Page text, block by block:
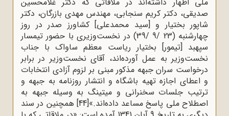
صدیقی، دکتر کریم سنجابی، مهندس مهدی بازرگان، دکتر
شاپور بختیار و [سید محمدعلی] کشاورز صدر در روز
چهارشنبه (23 /9 /39) در نخست‌وزیری با حضور تیمسار
سپهبد [تیمور] بختیار ریاست معظم ساواک با جناب
نخست‌وزیر به عمل آورده‌اند، آقای نخست‌وزیر در برابر
درخواست سران جبهه مذکور مبنی بر لزوم آزادی انتخابات
و اعطای اجازه تهیه باشگاه و انتشار روزنامه به جبهه و
ترتیب جلسات سخنرانی و میتینگ به وسیله جبهه به
اصطلاح ملی پاسخ مساعد داده‌اند.»[44]
همچنین در سند